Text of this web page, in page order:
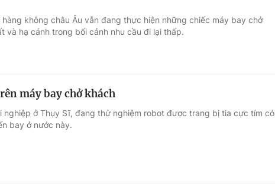
không châu Âu vẫn đang thực hiện những chiếc máy bay chở
và hạ cánh trong bối cảnh nhu cầu đi lại thấp.
máy bay chở khách
nghiệp ở Thụy Sĩ, đang thử nghiệm robot được trang bị tia cực tím có
bay ở nước này.